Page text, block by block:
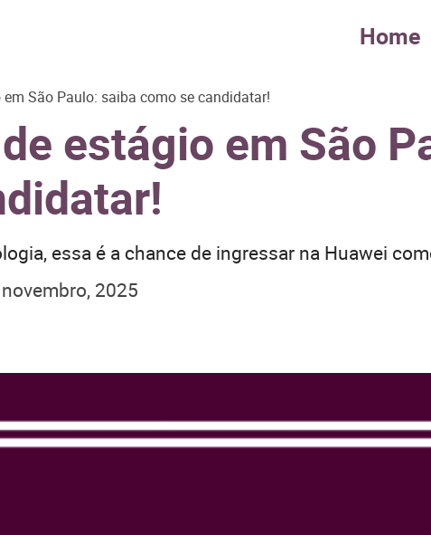
Home
São Paulo: saiba como se candidatar!
estágio em São
essa é a chance de ingressar na Huawei
2025